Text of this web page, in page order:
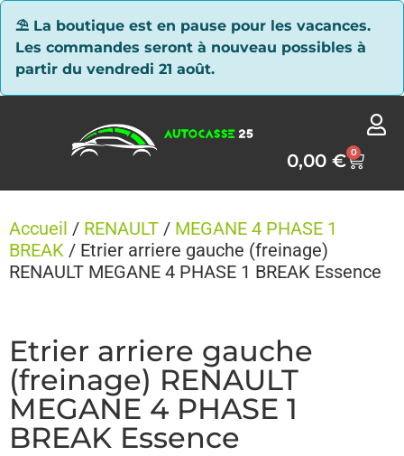
⛱ La boutique est en pause pour les vacances.
Les commandes seront à nouveau possibles à
partir du vendredi 21 août.
0,00€ 0
Accueil / RENAULT / MEGANE 4 PHASE 1
BREAK / Etrier arriere gauche (freinage)
RENAULT MEGANE 4 PHASE 1 BREAK Essence
Etrier arriere gauche
(freinage) RENAULT
MEGANE 4 PHASE 1
BREAK Essence
Panneau de gestion des cookies